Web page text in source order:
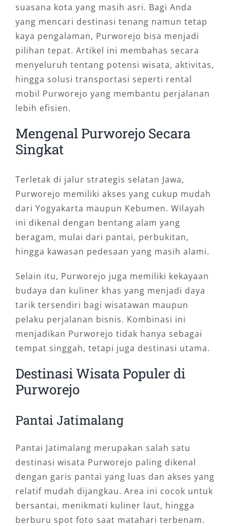
sistem pemesanan yang mudah, Salsa Wisata
menjadi pilihan tepat untuk berbagai
kebutuhan transportasi.
Baik untuk perjalanan singkat maupun jangka
panjang, memilih layanan rental mobil yang
tepat akan memberikan pengalaman
perjalanan yang lebih aman, praktis, dan
suasana kota yang masih asri. Bagi Anda
yang mencari destinasi tenang namun tetap
kaya pengalaman, Purworejo bisa menjadi
pilihan tepat. Artikel ini membahas secara
menyeluruh tentang potensi wisata, aktivitas,
hingga solusi transportasi seperti rental
mobil Purworejo yang membantu perjalanan
lebih efisien.
Mengenal Purworejo Secara
Singkat
Terletak di jalur strategis selatan Jawa,
Purworejo memiliki akses yang cukup mudah
dari Yogyakarta maupun Kebumen. Wilayah
ini dikenal dengan bentang alam yang
beragam, mulai dari pantai, perbukitan,
hingga kawasan pedesaan yang masih alami.
Selain itu, Purworejo juga memiliki kekayaan
budaya dan kuliner khas yang menjadi daya
tarik tersendiri bagi wisatawan maupun
pelaku perjalanan bisnis. Kombinasi ini
menjadikan Purworejo tidak hanya sebagai
tempat singgah, tetapi juga destinasi utama.
Destinasi Wisata Populer di
Purworejo
Pantai Jatimalang
Pantai Jatimalang merupakan salah satu
destinasi wisata Purworejo paling dikenal
dengan garis pantai yang luas dan akses yang
relatif mudah dijangkau. Area ini cocok untuk
bersantai, menikmati kuliner laut, hingga
berburu spot foto saat matahari terbenam.